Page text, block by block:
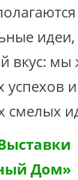
вкус:
успехов
смелых
Дом»